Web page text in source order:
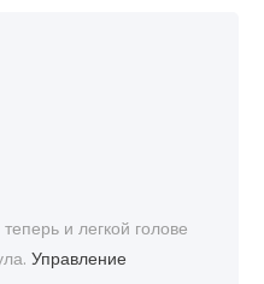
и легкой голове
Управление